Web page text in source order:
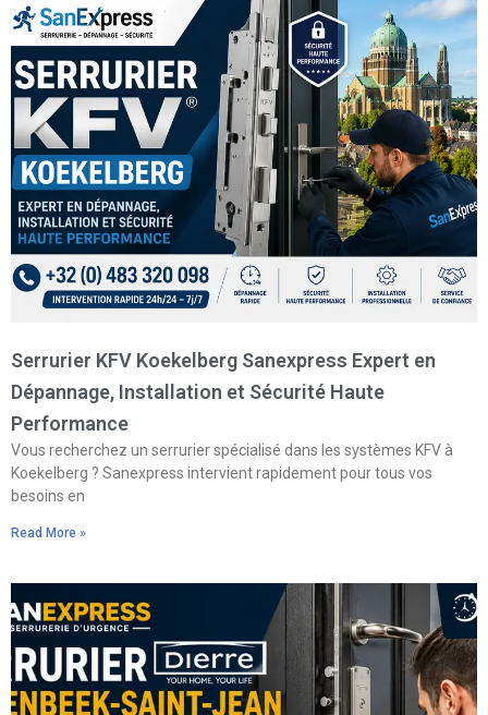
Serrurier KFV Koekelberg Sanexpress Expert en
Dépannage, Installation et Sécurité Haute
Performance
Vous recherchez un serrurier spécialisé dans les systèmes KFV à
Koekelberg ? Sanexpress intervient rapidement pour tous vos
besoins en
Read More »